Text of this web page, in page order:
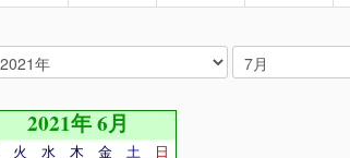
2021年 6月
火 水 木 金 土
日